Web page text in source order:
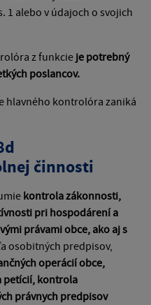
1 alebo v údajoch o svojich
z funkcie je potrebný
poslancov.
hlavného kontrolóra zaniká
činnosti
kontrola zákonnosti,
pri hospodárení a
právami obce, ako aj s
osobitných predpisov,
operácií obce,
petícií, kontrola
právnych predpisov